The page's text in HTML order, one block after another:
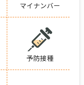
マイナンバー
予防接種